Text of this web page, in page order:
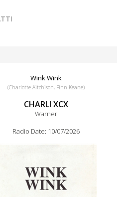
Wink Wink
(Charlotte Aitchison, Finn Keane)
CHARLI XCX
Warner
Radio Date: 10/07/2026